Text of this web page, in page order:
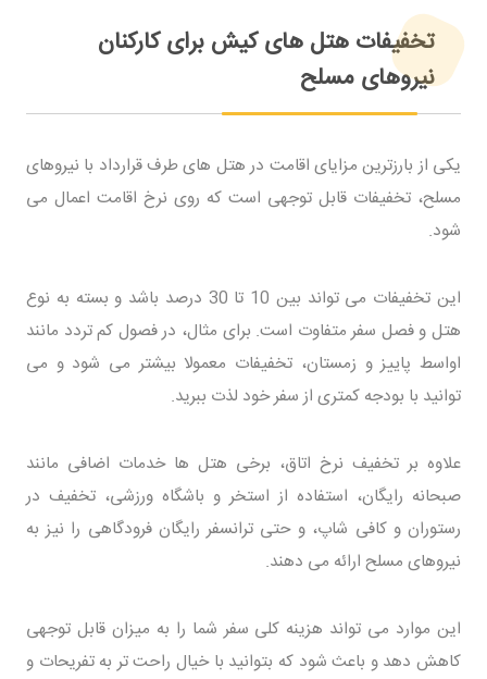
تخفیفات هتل های کیش برای کارکنان
نیروهای مسلح
یکی از بارزترین مزایای اقامت در هتل های طرف قرارداد با نیروهای
مسلح، تخفیفات قابل توجهی است که روی نرخ اقامت اعمال می
شود.
این تخفیفات می تواند بین 10 تا 30 درصد باشد و بسته به نوع
هتل و فصل سفر متفاوت است. برای مثال، در فصول کم تردد مانند
اواسط پاییز و زمستان، تخفیفات معمولا بیشتر می شود و می
توانید با بودجه کمتری از سفر خود لذت ببرید.
علاوه بر تخفیف نرخ اتاق، برخی هتل ها خدمات اضافی مانند
صبحانه رایگان، استفاده از استخر و باشگاه ورزشی، تخفیف در
رستوران و کافی شاپ، و حتی ترانسفر رایگان فرودگاهی را نیز به
نیروهای مسلح ارائه می دهند.
این موارد می تواند هزینه کلی سفر شما را به میزان قابل توجهی
کاهش دهد و باعث شود که بتوانید با خیال راحت تر به تفریحات و